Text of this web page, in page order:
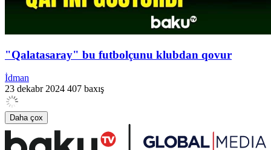
"Qalatasaray" bu futbolçunu klubdan qovur
İdman
23 dekabr 2024 407 baxış
Daha çox